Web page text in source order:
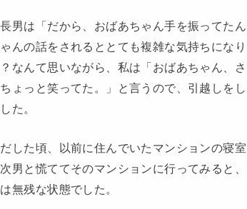
男は「だから、おばあちゃん手を振ってたん
んの話をされるととても複雑な気持ちになり
なんて思いながら、私は「おばあちゃん、さ
ょっと笑ってた。」と言うので、引越しをし
た。
した頃、以前に住んでいたマンションの寝室
男と慌ててそのマンションに行ってみると、
無残な状態でした。